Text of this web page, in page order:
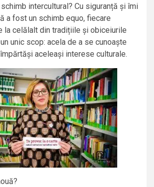
intercultural? Cu siguranță și îmi
a fost un schimb equo, fiecare
la celălalt din tradițiile și obiceiurile
unic scop: acela de a se cunoaște
aceleași interese culturale.